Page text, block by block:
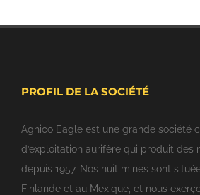
PROFIL DE LA SOCIÉTÉ
Agnico Eagle est une grande société
d’exploitation aurifère qui produit des
depuis 1957. Nos huit mines sont
Finlande et au Mexique, et nous